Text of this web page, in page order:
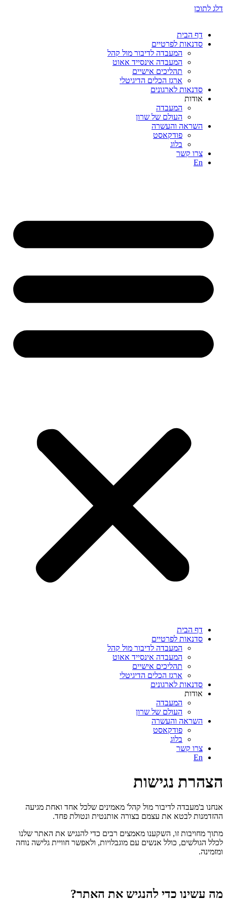
דלג לתוכן
דף הבית
סדנאות לפרטיים
המעבדה לדיבור מול קהל
המעבדה אינסייד אאוט
תהליכים אישיים
ארגז הכלים הדיגיטלי
סדנאות לארגונים
אודות
המעבדה
העולם של שרון
השראה והעשרה
פודקאסט
בלוג
צרו קשר
En
דף הבית
סדנאות לפרטיים
המעבדה לדיבור מול קהל
המעבדה אינסייד אאוט
תהליכים אישיים
ארגז הכלים הדיגיטלי
סדנאות לארגונים
אודות
המעבדה
העולם של שרון
השראה והעשרה
פודקאסט
בלוג
צרו קשר
En
הצהרת נגישות
אנחנו ב'מעבדה לדיבור מול קהל' מאמינים שלכל אחד ואחת מגיעה
ההזדמנות לבטא את עצמם בצורה אותנטית ונטולת פחד.
מתוך מחויבות זו, השקענו מאמצים רבים כדי להנגיש את האתר שלנו
לכלל הגולשים, כולל אנשים עם מוגבלויות, ולאפשר חוויית גלישה נוחה
ומזמינה.
מה עשינו כדי להנגיש את האתר?